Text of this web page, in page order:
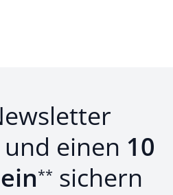
einen 10
** sichern